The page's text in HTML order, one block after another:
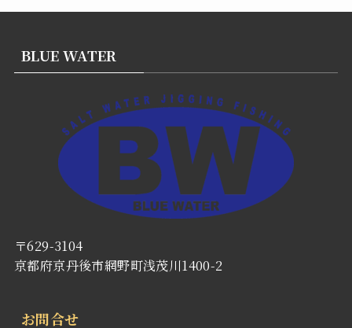
BLUE WATER
〒629-3104
京都府京丹後市網野町浅茂川1400-2
お問合せ